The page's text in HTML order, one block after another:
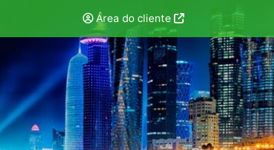
Área do cliente